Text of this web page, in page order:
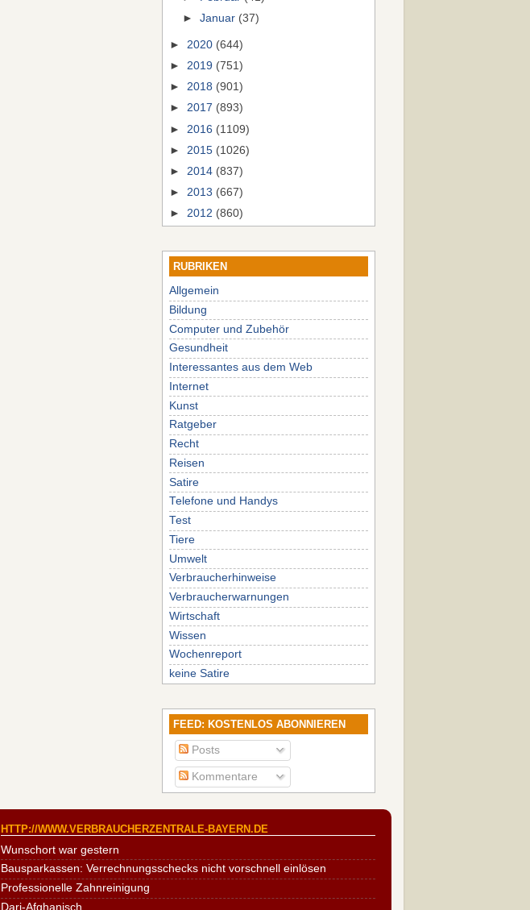
►Januar (37)
► 2020 (644)
► 2019 (751)
► 2018 (901)
► 2017 (893)
► 2016 (1109)
► 2015 (1026)
► 2014 (837)
► 2013 (667)
► 2012 (860)
RUBRIKEN
Allgemein
Bildung
Computer und Zubehör
Gesundheit
Interessantes aus dem Web
Internet
Kunst
Ratgeber
Recht
Reisen
Satire
Telefone und Handys
Test
Tiere
Umwelt
Verbraucherhinweise
Verbraucherwarnungen
Wirtschaft
Wissen
Wochenreport
keine Satire
FEED: KOSTENLOS ABONNIEREN
Posts
Kommentare
HTTP://WWW.VERBRAUCHERZENTRALE-BAYERN.DE
Wunschort war gestern
Bausparkassen: Verrechnungsschecks nicht vorschnell einlösen
Professionelle Zahnreinigung
Dari-Afghanisch